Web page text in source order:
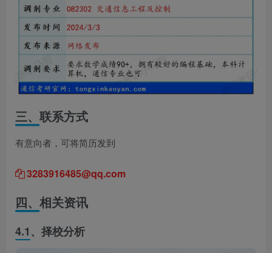
三、 联系方式
有意向者，可将简历发到
3283916485@qq.com
四、 相关资讯
4.1、 择校分析